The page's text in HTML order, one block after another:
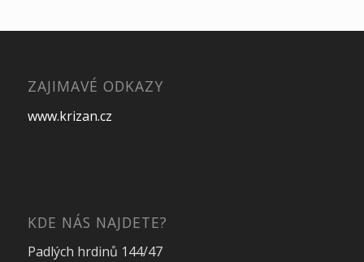
ZAJIMAVÉ ODKAZY
www.krizan.cz
KDE NÁS NAJDETE?
Padlých hrdinů 144/47